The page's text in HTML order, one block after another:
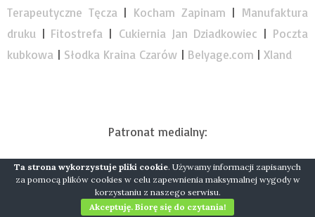
Terapeutyczne Tęcza| Kocham Zapinam | Manufaktura
druku | Fitostrefa | Cukiernia Jan Dziadkowiec | Poczta
kubkowa | Słodka Kraina Czarów | Belyage.com | Xland
Patronat medialny:
TVP 3 Kraków|OffSet Magazyn|Rodzinny Kraków|
Tatento.pl|www.miastodzieci.pl
Mamo Pracuj|Kocham Zapinam
Ta strona wykorzystuje pliki cookie. Używamy informacji zapisanych
za pomocą plików cookies w celu zapewnienia maksymalnej wygody w
korzystaniu z naszego serwisu.
Akceptuję. Biorę się do czytania!